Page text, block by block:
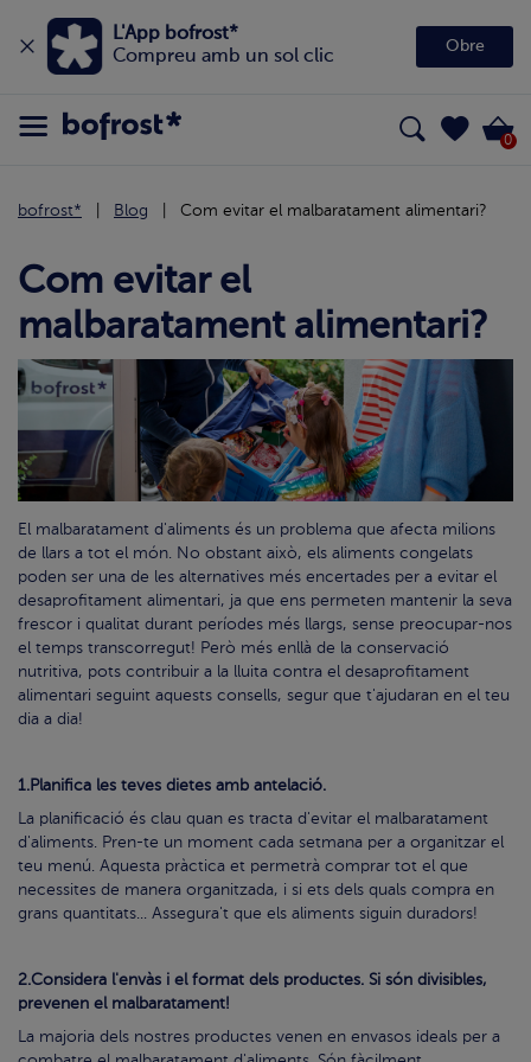
L'App bofrost*
Compreu amb un sol clic
Obre
0
bofrost* Blog Com evitar el malbaratament alimentari?
Com evitar el
malbaratament alimentari?
El malbaratament d'aliments és un problema que afecta milions
de llars a tot el món. No obstant això, els aliments congelats
poden ser una de les alternatives més encertades per a evitar el
desaprofitament alimentari, ja que ens permeten mantenir la seva
frescor i qualitat durant períodes més llargs, sense preocupar-nos
el temps transcorregut! Però més enllà de la conservació
nutritiva, pots contribuir a la lluita contra el desaprofitament
alimentari seguint aquests consells, segur que t'ajudaran en el teu
dia a dia!
1.Planifica les teves dietes amb antelació.
La planificació és clau quan es tracta d'evitar el malbaratament
d'aliments. Pren-te un moment cada setmana per a organitzar el
teu menú. Aquesta pràctica et permetrà comprar tot el que
necessites de manera organitzada, i si ets dels quals compra en
grans quantitats... Assegura't que els aliments siguin duradors!
2.Considera l'envàs i el format dels productes. Si són divisibles,
prevenen el malbaratament!
La majoria dels nostres productes venen en envasos ideals per a